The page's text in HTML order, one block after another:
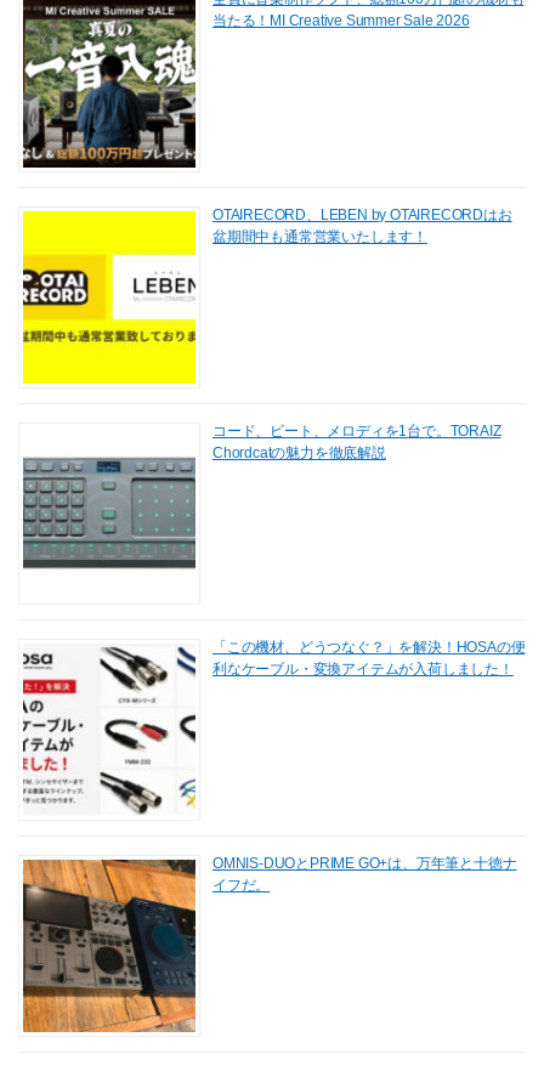
当たる！MI Creative Summer Sale 2026
OTAIRECORD、LEBEN by OTAIRECORDはお
盆期間中も通常営業いたします！
コード、ビート、メロディを1台で。TORAIZ
Chordcatの魅力を徹底解説
「この機材、どうつなぐ？」を解決！HOSAの便
利なケーブル・変換アイテムが入荷しました！
OMNIS-DUOとPRIME GO+は、万年筆と十徳ナ
イフだ。